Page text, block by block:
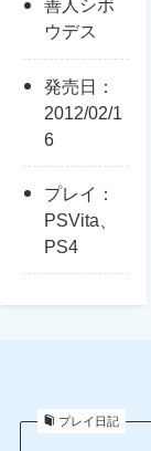
善人シボ
ウデス
発売日：
2012/02/1
6
プレイ：
PSVita、
PS4
プレイ日記